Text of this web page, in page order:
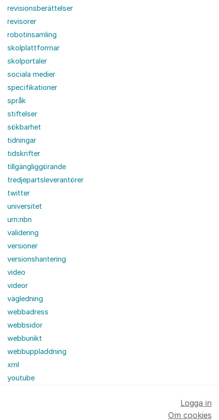
revisionsberättelser
revisorer
robotinsamling
skolplattformar
skolportaler
sociala medier
specifikationer
språk
stiftelser
sökbarhet
tidningar
tidskrifter
tillgängliggörande
tredjepartsleverantörer
twitter
universitet
urn:nbn
validering
versioner
versionshantering
video
videor
vägledning
webbadress
webbsidor
webbunikt
webbuppladdning
xml
youtube
Logga in
Om cookies